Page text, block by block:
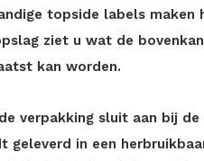
topside labels maken
ziet u wat de
kan worden.
verpakking sluit aan bij de
geleverd in een